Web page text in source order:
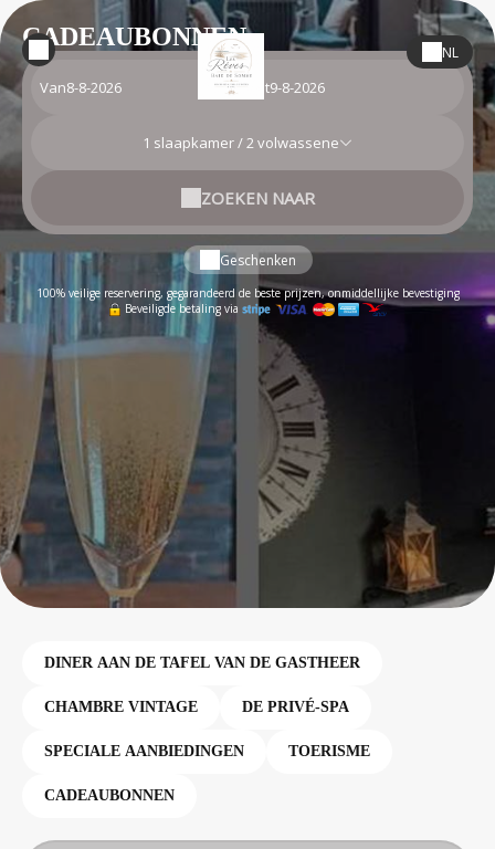
NL
CADEAUBONNEN
Van tot
1 slaapkamer /2volwassene
ZOEKEN NAAR
Geschenken
100% veilige reservering, gegarandeerd de beste prijzen, onmiddellijke bevestiging
Beveiligde betaling via
DINER AAN DE TAFEL VAN DE GASTHEER
CHAMBRE VINTAGE DE PRIVÉ-SPA
SPECIALE AANBIEDINGEN TOERISME
CADEAUBONNEN